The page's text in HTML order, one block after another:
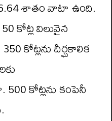
శాతం వాటా ఉంది.
కోట్ల విలువైన
కోట్లను దీర్ఘకాలిక
కోట్లను కంపెనీ